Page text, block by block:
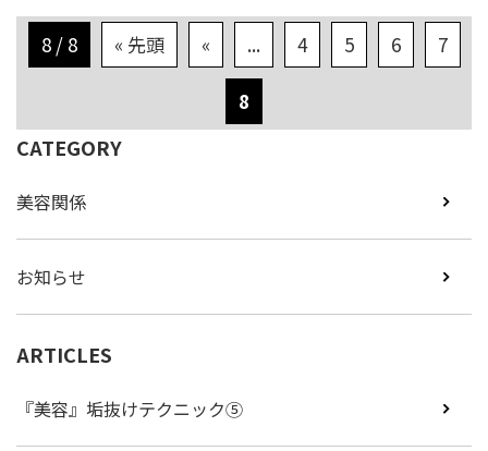
8 / 8 « 先頭 « ... 4 5 6 7
8
CATEGORY
美容関係
お知らせ
ARTICLES
『美容』垢抜けテクニック⑤